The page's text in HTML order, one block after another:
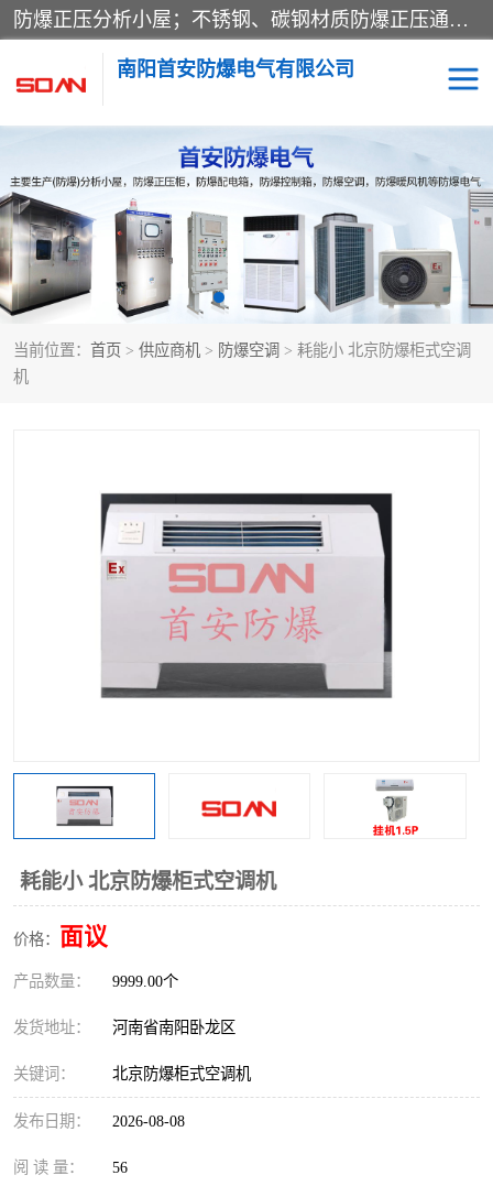
防爆正压分析小屋；不锈钢、碳钢材质防爆正压通风柜，分上下、左右、外挂三种款式；立式、挂式防爆配电柜体；不锈钢、碳钢防爆变频、磁力、星三角启动器；不锈钢、碳钢、铸铝防爆控制箱柜；可操作按键、多块式防爆仪表箱；多材质防爆接线箱；台式防爆电脑、防爆监视器。产品适配石油、化工、煤炭、电力、纺织、酿酒、航天、铁路、冶金、船舶、消防、市政等多行业工况使用。
南阳首安防爆电气有限公司
当前位置： 首页 > 供应商机 > 防爆空调 > 耗能小 北京防爆柜式空调
机
耗能小 北京防爆柜式空调机
价格： 面议
产品数量： 9999.00个
发货地址： 河南省南阳卧龙区
关键词： 北京防爆柜式空调机
发布日期： 2026-08-08
阅 读 量： 56
防爆小屋 防爆正压柜
防爆空调 防爆配电箱
防爆控制箱 防爆接线箱
防爆操作柱 防爆监视显示器